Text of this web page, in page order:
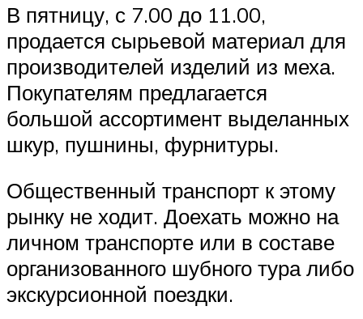
В пятницу, с 7.00 до 11.00,
продается сырьевой материал для
производителей изделий из меха.
Покупателям предлагается
большой ассортимент выделанных
шкур, пушнины, фурнитуры.
Общественный транспорт к этому
рынку не ходит. Доехать можно на
личном транспорте или в составе
организованного шубного тура либо
экскурсионной поездки.